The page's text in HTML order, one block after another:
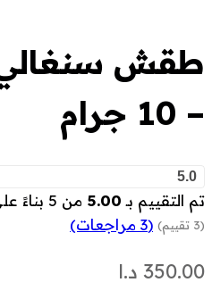
طقش سنغالي
– 10 جرام
5.0
تم التقييم بـ 5.00 من 5 بناءً على تقييم
(3 تقييم) (
3 مراجعات)
350.00 د.ا